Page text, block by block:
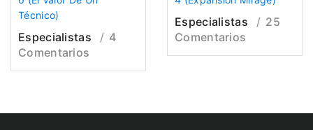
Técnico)
Especialistas
4
Comentarios
Especialistas
25
Comentarios